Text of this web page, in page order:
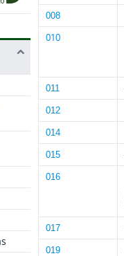
008
010
011
012
014
015
016
017
019